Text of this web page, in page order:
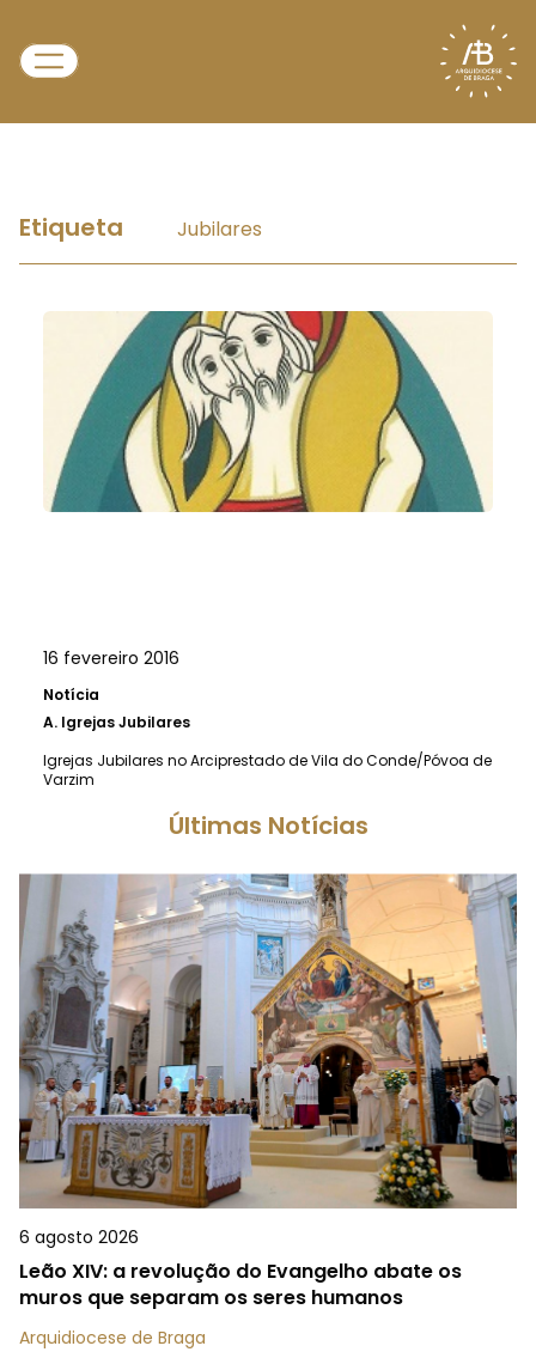
Etiqueta Jubilares
16 fevereiro 2016
Notícia
A. Igrejas Jubilares
Igrejas Jubilares no Arciprestado de Vila do Conde/Póvoa de
Varzim
Últimas Notícias
6 agosto 2026
Leão XIV: a revolução do Evangelho abate os
muros que separam os seres humanos
Arquidiocese de Braga